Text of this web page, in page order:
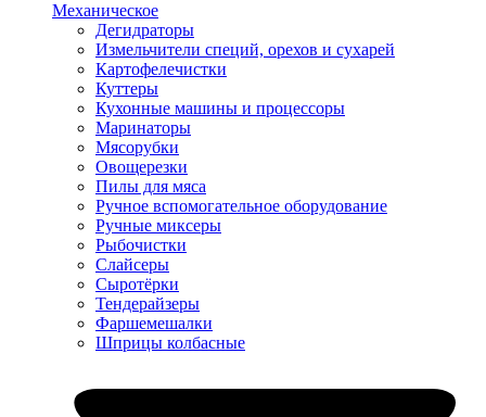
Механическое
Дегидраторы
Измельчители специй, орехов и сухарей
Картофелечистки
Куттеры
Кухонные машины и процессоры
Маринаторы
Мясорубки
Овощерезки
Пилы для мяса
Ручное вспомогательное оборудование
Ручные миксеры
Рыбочистки
Слайсеры
Сыротёрки
Тендерайзеры
Фаршемешалки
Шприцы колбасные